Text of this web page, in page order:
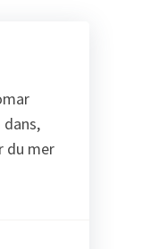
du mer